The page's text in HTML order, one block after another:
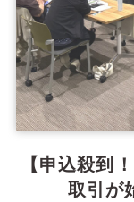
【申込殺到
取引が